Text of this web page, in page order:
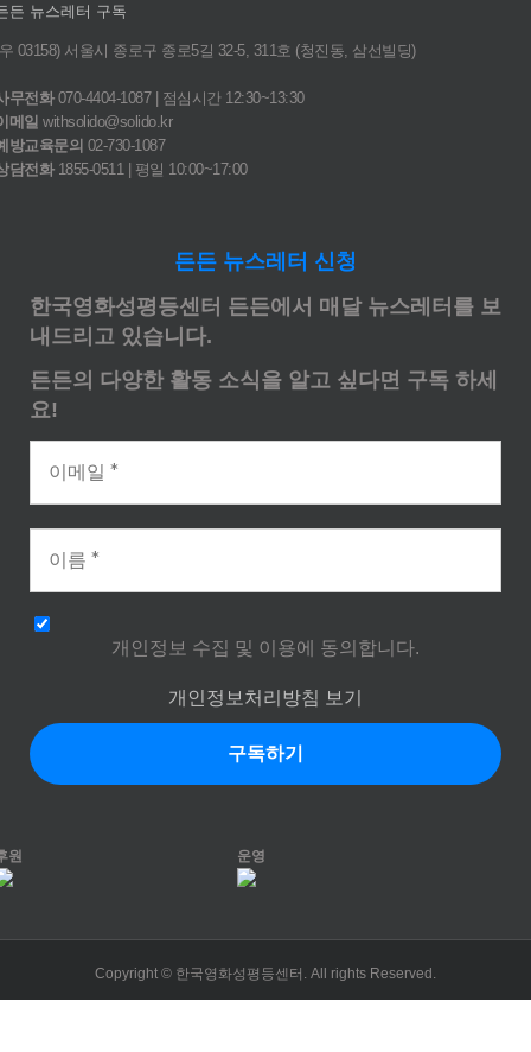
든 뉴스레터 구독
03158) 서울시 종로구 종로5길 32-5, 311호 (청진동, 삼선빌딩)
무전화070-4404-1087 | 점심시간 12:30~13:30
메일 withsolido@solido.kr
방교육문의 02-730-1087
담전화1855-0511 | 평일 10:00~17:00
든든 뉴스레터 신청
한국영화성평등센터 든든에서 매달 뉴스레터를 보
내드리고 있습니다.
든든의 다양한 활동 소식을 알고 싶다면 구독 하세
요!
개인정보 수집 및 이용에 동의합니다.
개인정보처리방침 보기
운영
원
Copyright © 한국영화성평등센터. All rights Reserved.